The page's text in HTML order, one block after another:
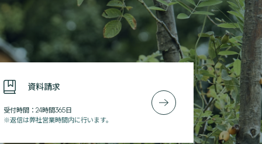
資料請求
受付時間：24時間365日
※返信は弊社営業時間内に行います。